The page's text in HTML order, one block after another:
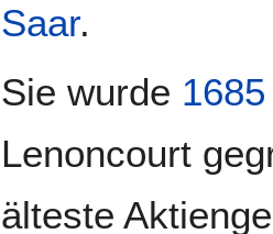
Saar.
Sie wurde 1685
Lenoncourt
älteste